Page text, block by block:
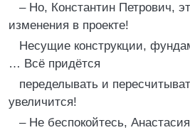
– Но, Константин Петрович,
изменения в проекте!
Несущие конструкции,
… Всё придётся
переделывать и
увеличится!
– Не беспокойтесь,